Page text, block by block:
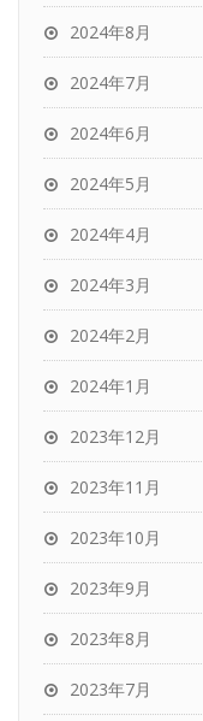
2024年8月
2024年7月
2024年6月
2024年5月
2024年4月
2024年3月
2024年2月
2024年1月
2023年12月
2023年11月
2023年10月
2023年9月
2023年8月
2023年7月